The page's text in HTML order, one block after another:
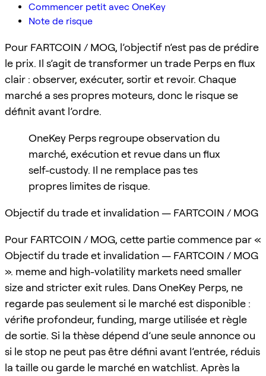
Commencer petit avec OneKey
Note de risque
Pour FARTCOIN / MOG, l’objectif n’est pas de prédire
le prix. Il s’agit de transformer un trade Perps en flux
clair : observer, exécuter, sortir et revoir. Chaque
marché a ses propres moteurs, donc le risque se
définit avant l’ordre.
OneKey Perps regroupe observation du
marché, exécution et revue dans un flux
self-custody. Il ne remplace pas tes
propres limites de risque.
Objectif du trade et invalidation — FARTCOIN / MOG
Pour FARTCOIN / MOG, cette partie commence par «
Objectif du trade et invalidation — FARTCOIN / MOG
». meme and high-volatility markets need smaller
size and stricter exit rules. Dans OneKey Perps, ne
regarde pas seulement si le marché est disponible :
vérifie profondeur, funding, marge utilisée et règle
de sortie. Si la thèse dépend d’une seule annonce ou
si le stop ne peut pas être défini avant l’entrée, réduis
la taille ou garde le marché en watchlist. Après la